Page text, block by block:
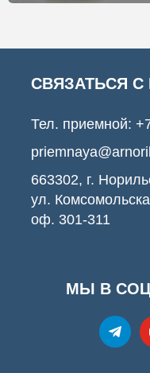
СВЯЗАТЬСЯ С
Тел. приемной:
663302, г.
ул.
оф. 301-311
МЫ В